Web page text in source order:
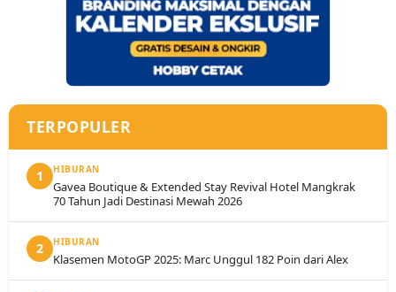
TERPOPULER
1 HIBURAN
Gavea Boutique & Extended Stay Revival Hotel Mangkrak
70 Tahun Jadi Destinasi Mewah 2026
2 HIBURAN
Klasemen MotoGP 2025: Marc Unggul 182 Poin dari Alex